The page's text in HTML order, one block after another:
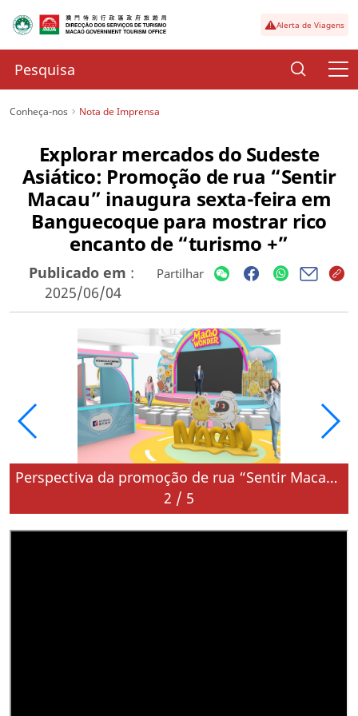
Alerta de Viagens
Conheça-nos Nota de Imprensa
Explorar mercados do Sudeste
Asiático: Promoção de rua “Sentir
Macau” inaugura sexta-feira em
Banguecoque para mostrar rico
encanto de “turismo +”
Publicado em :
2025/06/04
Partilhar
Perspectiva da promoção de rua “Sentir Macau” em Banguecoque
2 / 5